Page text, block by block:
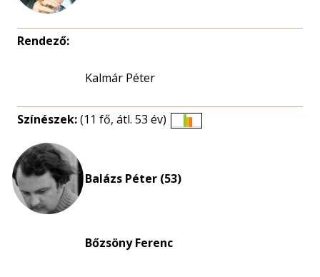
Rendező:
Kalmár Péter
Színészek:(11 fő, átl. 53 év)
Balázs Péter (53)
Bőzsöny Ferenc